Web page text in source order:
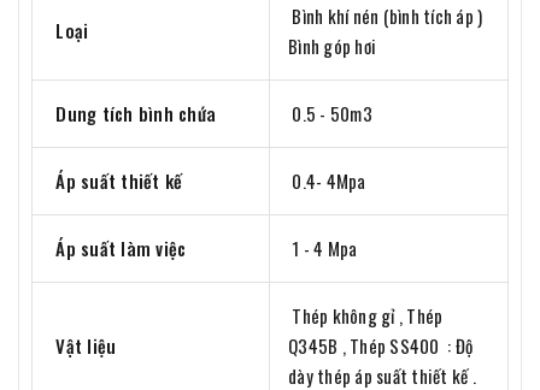
Loại
Bình khí nén (bình tích áp )
Bình góp hơi
Dung tích bình chứa 0.5 - 50m3
Áp suất thiết kế 0.4- 4Mpa
Áp suất làm việc 1 - 4 Mpa
Vật liệu
Thép không gỉ , Thép
Q345B , Thép SS400 : Độ
dày thép áp suất thiết kế .